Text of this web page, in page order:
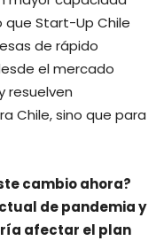
que Start-Up Chile
de rápido
el mercado
resuelven
Chile, sino que para
cambio ahora?
de pandemia y
afectar el plan